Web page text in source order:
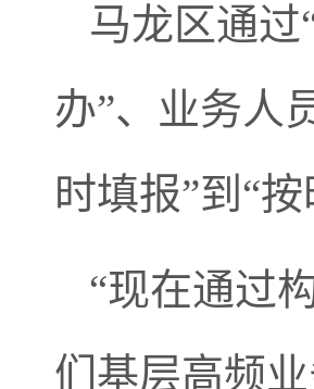
马龙区通过
办”、业务人
时填报”到“
“现在通过
们基层高频